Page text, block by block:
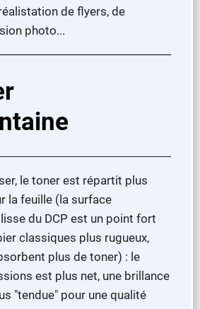
de flyers, de
photo...
le toner est répartit plus
la feuille (la surface
du DCP est un point fort
classiques plus rugueux,
plus de toner) : le
est plus net, une brillance
"tendue" pour une qualité